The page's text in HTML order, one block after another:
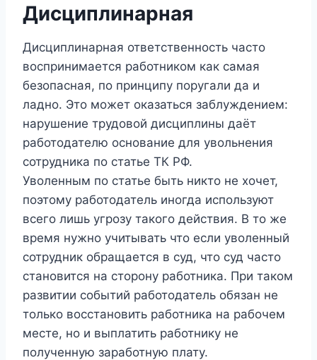
Дисциплинарная
Дисциплинарная ответственность часто
воспринимается работником как самая
безопасная, по принципу поругали да и
ладно. Это может оказаться заблуждением:
нарушение трудовой дисциплины даёт
работодателю основание для увольнения
сотрудника по статье ТК РФ.
Уволенным по статье быть никто не хочет,
поэтому работодатель иногда используют
всего лишь угрозу такого действия. В то же
время нужно учитывать что если уволенный
сотрудник обращается в суд, что суд часто
становится на сторону работника. При таком
развитии событий работодатель обязан не
только восстановить работника на рабочем
месте, но и выплатить работнику не
полученную заработную плату.